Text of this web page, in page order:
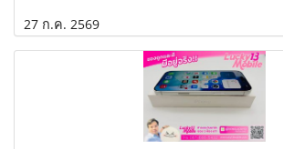
27 ก.ค. 2569